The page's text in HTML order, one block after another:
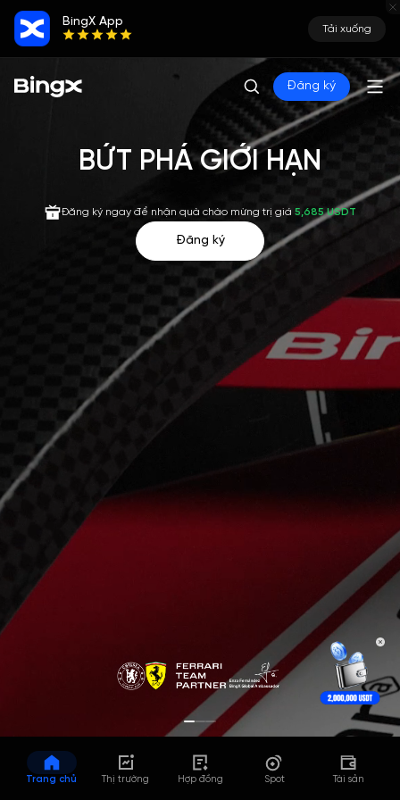
BingX App
Tải xuống
Đăng ký
BỨT PHÁ GIỚI HẠN
Đăng ký ngay để nhận quà chào mừng trị giá 5,685 USDT
Đăng ký
Trang chủ Thị trường Hợp đồng Spot Tài sản